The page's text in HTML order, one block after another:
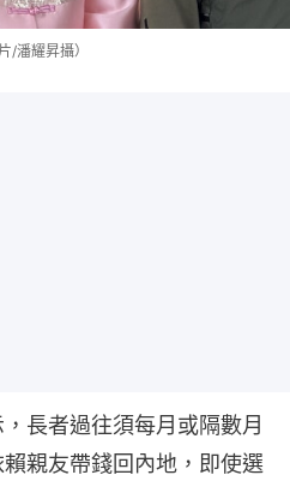
/潘耀昇攝）
長者過往須每月或隔數月
親友帶錢回內地，即使選